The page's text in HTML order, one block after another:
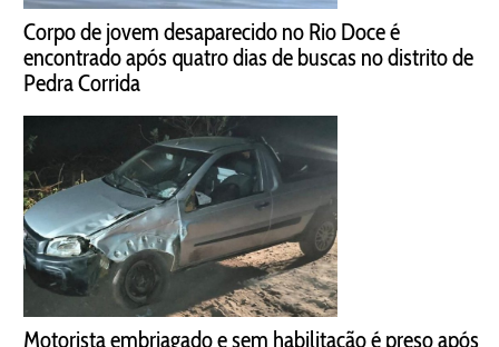
Corpo de jovem desaparecido no Rio Doce é
encontrado após quatro dias de buscas no distrito de
Pedra Corrida
Motorista embriagado e sem habilitação é preso após